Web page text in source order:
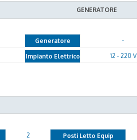
GENERATORE
Generatore -
Impianto Elettrico 12 - 220 V
2 Posti Letto Equip